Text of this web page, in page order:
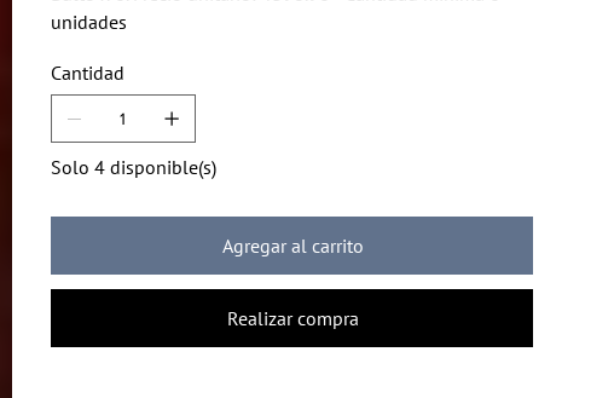
unidades
Cantidad
Solo 4 disponible(s)
Agregar al carrito
Realizar compra